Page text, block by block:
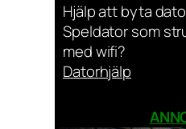
Hjälp att byta
Speldator som
med wifi?
Datorhjälp